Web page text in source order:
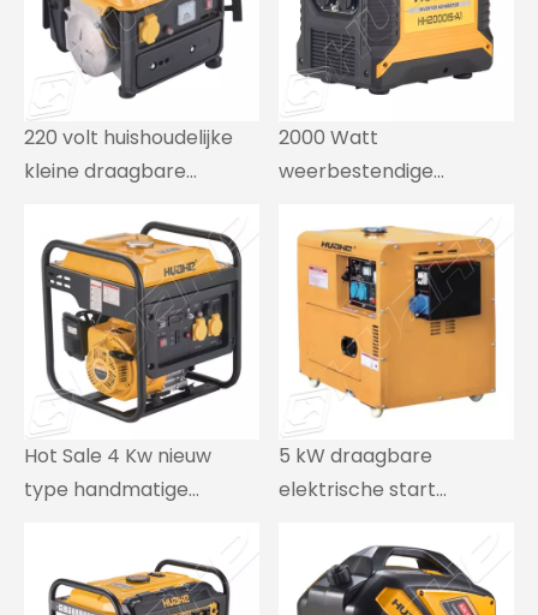
220 volt huishoudelijke
kleine draagbare
2000 Watt
weerbestendige
omvormer
benzinegenerator
Hot Sale 4 Kw nieuw
type handmatige
benzinegenerator voor
thuis
5 kW draagbare
elektrische start
dieselgenerator